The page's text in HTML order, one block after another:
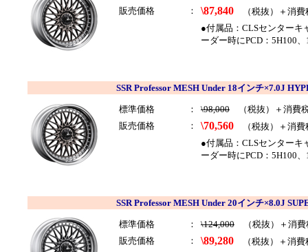
販売価格
： \87,840 （税抜）＋消費
●付属品：CLSセンター
ーダー時にPCD：5H100
SSR Professor MESH Under 18インチ×7.0J
標準価格 ： \98,000 （税抜）＋消費
販売価格
： \70,560 （税抜）＋消費
●付属品：CLSセンター
ーダー時にPCD：5H100
SSR Professor MESH Under 20インチ×8.0J
標準価格 ： \124,000 （税抜）＋消費
販売価格
： \89,280 （税抜）＋消費